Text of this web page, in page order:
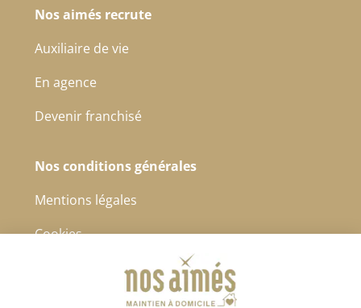
Nos aimés recrute
Auxiliaire de vie
En agence
Devenir franchisé
Nos conditions générales
Mentions légales
Cookies
Protection des données à caractère personnel